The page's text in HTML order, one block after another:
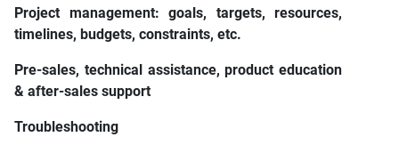
Project management: goals, targets, resources,
timelines, budgets, constraints, etc.
Pre-sales, technical assistance, product education
& after-sales support
Troubleshooting